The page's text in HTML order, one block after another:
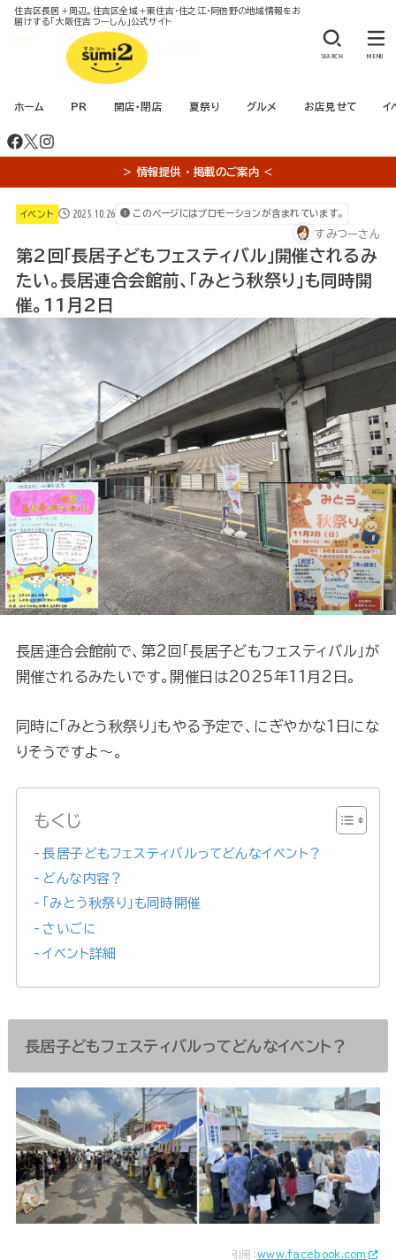
住吉区長居＋周辺。住吉区全域＋東住吉・住之江・阿倍野の地域情報をお
届けする「大阪住吉つーしん」公式サイト
ホーム PR 開店・閉店 夏祭り グルメ お店見せて イ
SEARCH MENU
＞ 情報提供 ・ 掲載のご案内 ＜
イベント 2025.10.26 このページにはプロモーションが含まれています。
すみつーさん
第2回「長居子どもフェスティバル」開催されるみ
たい。長居連合会館前、「みとう秋祭り」も同時開
催。11月2日
長居連合会館前で、第2回「長居子どもフェスティバル」が
開催されるみたいです。開催日は2025年11月2日。
同時に「みとう秋祭り」もやる予定で、にぎやかな1日にな
りそうですよ～。
もくじ
長居子どもフェスティバルってどんなイベント？
どんな内容？
「みとう秋祭り」も同時開催
さいごに
イベント詳細
長居子どもフェスティバルってどんなイベント？
引用：www.facebook.com